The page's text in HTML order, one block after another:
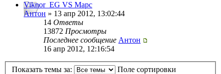
Viknor_EG VS Марс
Антон » 13 апр 2012, 13:02:44
14 Ответы
13872 Просмотры
Последнее сообщение Антон
16 апр 2012, 12:16:54
Показать темы за: Поле сортировки